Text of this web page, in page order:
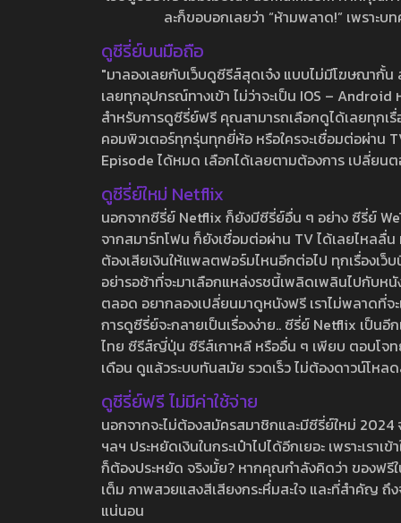
ละก็ขอบอกเลยว่า “ห้ามพลาด!” เพราะ
ดูซีรี่ย์บนมือถือ
"มาลองเลยกับเว็บดูซีรีส์สุดเจ๋ง แบบไม่มีโฆษณากั้
เลยทุกอุปกรณ์ทางเข้า ไม่ว่าจะเป็น IOS –
สำหรับการดูซีรี่ย์ฟรี คุณสามารถเลือกดูได้เลยทุกเ
คอมพิวเตอร์ทุกรุ่นทุกยี่ห้อ หรือใครจะเชื่อมต่อผ่าน
Episode ได้หมด เลือกได้เลยตามต้องการ เปลี่ยน
ดูซีรี่ย์ใหม่ Netflix
นอกจากซีรี่ย์ Netflix ก็ยังมีซีรี่ย์อื่น ๆ อย่าง ซีรี่ย์
จากสมาร์ทโฟน ก็ยังเชื่อมต่อผ่าน TV ได้เลยไหลลื่
ต้องเสียเงินให้แพลตฟอร์มไหนอีกต่อไป ทุกเรื่องเว็
อย่ารอช้าที่จะมาเลือกแหล่งรชนี้เพลิดเพลินไปกับห
ตลอด อยากลองเปลี่ยนมาดูหนังฟรี เราไม่พลาดที่
การดูซีรี่ย์จะกลายเป็นเรื่องง่าย.. ซีรี่ย์ Netflix เป็น
ไทย ซีรีส์ญี่ปุ่น ซีรีส์เกาหลี หรืออื่น ๆ เพียบ ตอบโจท
เดือน ดูแล้วระบบทันสมัย รวดเร็ว ไม่ต้องดาวน์โห
ดูซีรี่ย์ฟรี ไม่มีค่าใช้จ่าย
นอกจากจะไม่ต้องสมัครสมาชิกและมีซีรี่ย์ใหม่
ฯลฯ ประหยัดเงินในกระเป๋าไปได้อีกเยอะ เพราะเร
ก็ต้องประหยัด จริงมั้ย? หากคุณกำลังคิดว่า ของฟ
เต็ม ภาพสวยแสงสีเสียงกระหึ่มสะใจ และที่สำคัญ
แน่นอน